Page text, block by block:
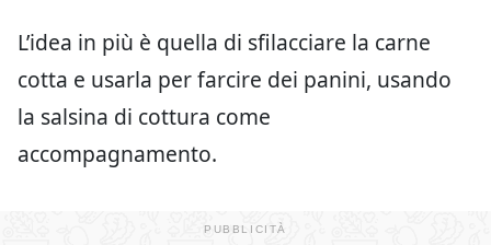
L’idea in più è quella di sfilacciare la carne
cotta e usarla per farcire dei panini, usando
la salsina di cottura come
accompagnamento.